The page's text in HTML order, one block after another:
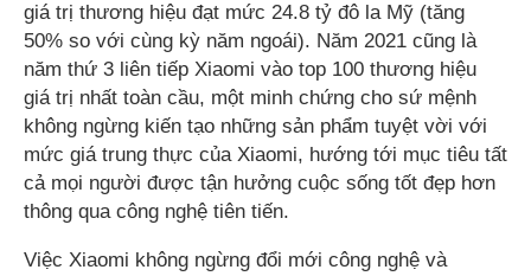
giá trị thương hiệu đạt mức 24.8 tỷ đô la Mỹ (tăng
50% so với cùng kỳ năm ngoái). Năm 2021 cũng là
năm thứ 3 liên tiếp Xiaomi vào top 100 thương hiệu
giá trị nhất toàn cầu, một minh chứng cho sứ mệnh
không ngừng kiến tạo những sản phẩm tuyệt vời với
mức giá trung thực của Xiaomi, hướng tới mục tiêu tất
cả mọi người được tận hưởng cuộc sống tốt đẹp hơn
thông qua công nghệ tiên tiến.
Việc Xiaomi không ngừng đổi mới công nghệ và